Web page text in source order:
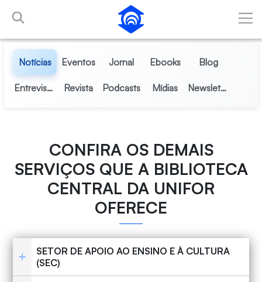
Pular para o Conteúdo principal
Notícias Eventos Jornal Ebooks Blog
Entrevistas Revista Podcasts Mídias Newsletter
CONFIRA OS DEMAIS
SERVIÇOS QUE A BIBLIOTECA
CENTRAL DA UNIFOR
OFERECE
SETOR DE APOIO AO ENSINO E À CULTURA
(SEC)